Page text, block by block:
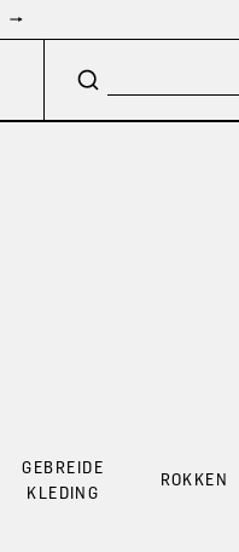
GEBREIDE
KLEDING
ROKKEN